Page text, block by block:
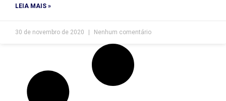
LEIA MAIS »
30 de novembro de 2020 Nenhum comentário